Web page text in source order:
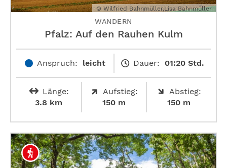
© Wilfried Bahnmüller,Lisa Bahnmüller
WANDERN
Pfalz: Auf den Rauhen Kulm
Anspruch: leicht Dauer: 01:20 Std.
Länge:
3.8 km
Aufstieg:
150 m
Abstieg:
150 m